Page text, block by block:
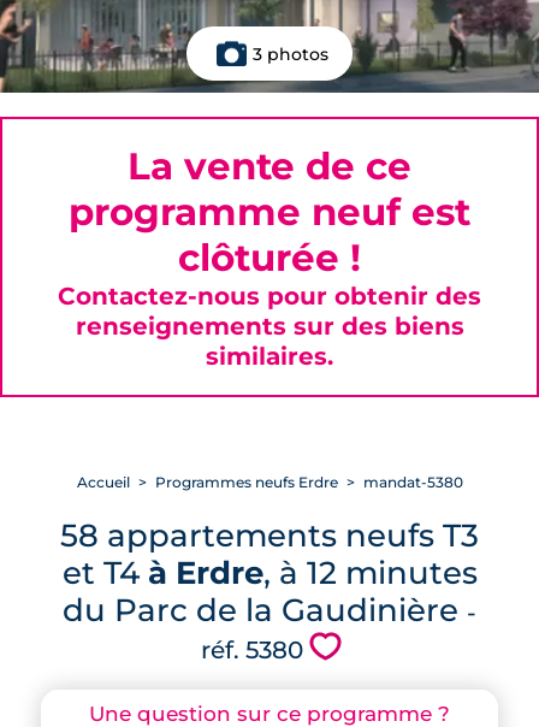
3 photos
Une question sur ce programme ?
Accueil Programmes neufs Erdre mandat-5380
58 appartements neufs T3
et T4 à Erdre, à 12 minutes
du Parc de la Gaudinière -
réf. 5380 💗
La vente de ce
programme neuf est
clôturée !
Contactez-nous pour obtenir des
renseignements sur des biens
similaires.